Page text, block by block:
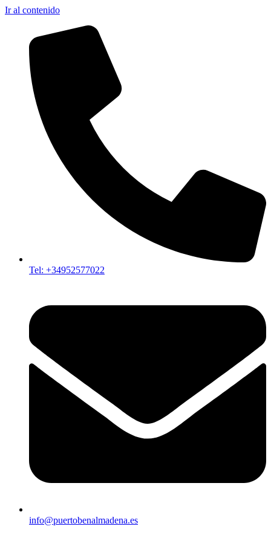
Ir al contenido
Tel: +34952577022
info@puertobenalmadena.es